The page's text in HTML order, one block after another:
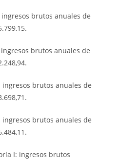
ingresos brutos anuales de
ingresos brutos anuales de
ingresos brutos anuales de
ingresos brutos anuales de
I: ingresos brutos